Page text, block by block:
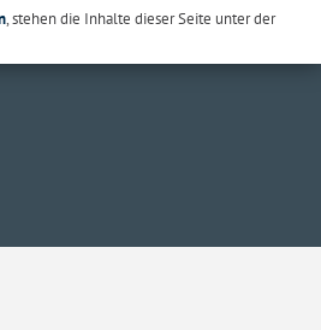
, stehen die Inhalte dieser Seite unter der